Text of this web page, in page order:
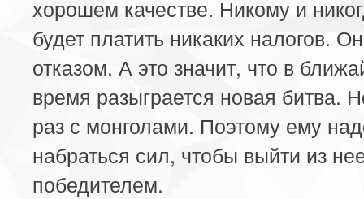
хорошем качестве. Никому и
будет платить никаких налогов.
отказом. А это значит, что в
время разыграется новая битва.
раз с монголами. Поэтому ему
набраться сил, чтобы выйти из
победителем.